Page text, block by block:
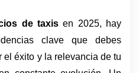
de taxis en 2025, hay
clave que debes
el éxito y la relevancia de tu